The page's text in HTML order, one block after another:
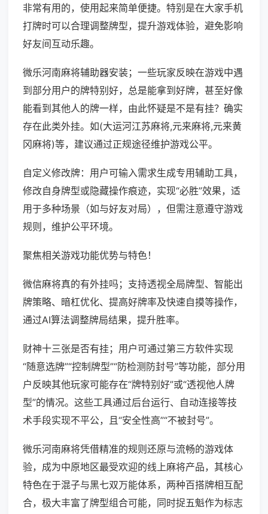
非常有用的，使用起来简单便捷。特别是在大家手机
打牌时可以合理调整牌型，提升游戏体验，避免影响
好友间互动乐趣。
微乐河南麻将辅助器安装；一些玩家反映在游戏中遇
到部分用户的牌特别好，总是能拿到好牌，甚至好像
能看到其他人的牌一样，由此怀疑是不是有挂？确实
存在此类外挂。如(大运河江苏麻将,元来麻将,元来黄
冈麻将)等，建议通过正规途径维护游戏公平。
自定义修改牌：用户可输入需求生成专用辅助工具，
修改自身牌型或隐藏操作痕迹，实现“必胜”效果，适
用于多种场景（如与好友对局），但需注意遵守游戏
规则，维护公平环境。
聚焦相关游戏功能优势与特色！
微信麻将真的有外挂吗；支持透视全局牌型、智能出
牌策略、暗杠优化、提高好牌率及快速自摸等操作，
通过AI算法调整牌局结果，提升胜率。
财神十三张是否有挂；用户可通过第三方软件实现
“随意选牌”“控制牌型”“防检测防封号”等功能，部分用
户反映其他玩家可能存在“牌特别好”或“透视他人牌
型”的情况。这些工具通过后台运行、自动连接等技
术手段实现不平公，且“安全性高”“不被封号”。
微乐河南麻将凭借精准的规则还原与流畅的游戏体
验，成为中原地区最受欢迎的线上麻将产品，其核心
特色在于混子与黑七双万能体系，两种百搭牌相互配
合，极大丰富了牌型组合可能，同时捉五魁作为标志